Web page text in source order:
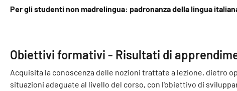
Per gli studenti non madrelingua: padronanza della lingua
Obiettivi formativi - Risultati di
Acquisita la conoscenza delle nozioni trattate a lezione, dietro
situazioni adeguate al livello del corso, con l'obiettivo di